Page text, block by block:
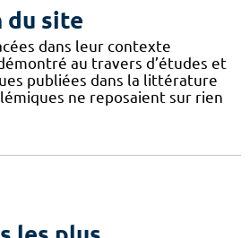
du site
dans leur contexte
au travers d’études et
publiées dans la littérature
ne reposaient sur rien